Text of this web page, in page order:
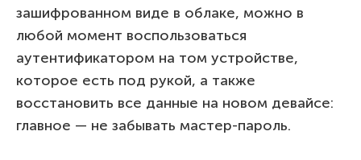
зашифрованном виде в облаке, можно в
любой момент воспользоваться
аутентификатором на том устройстве,
которое есть под рукой, а также
восстановить все данные на новом девайсе:
главное — не забывать мастер-пароль.